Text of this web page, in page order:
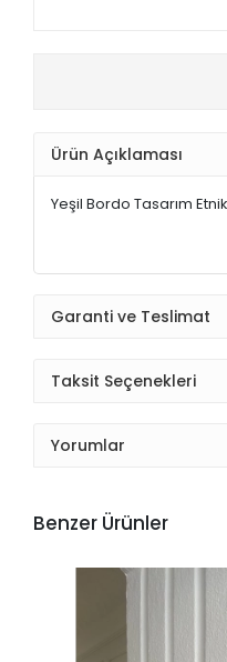
Ürün Açıklaması
Yeşil Bordo Tasarım
Garanti ve Teslimat
Taksit Seçenekleri
Yorumlar
Benzer Ürünler